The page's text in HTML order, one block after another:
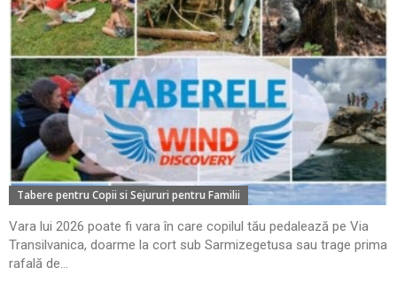
Tabere pentru Copii si Sejururi pentru Familii
Vara lui 2026 poate fi vara în care copilul tău pedalează pe Via
Transilvanica, doarme la cort sub Sarmizegetusa sau trage prima
rafală de...